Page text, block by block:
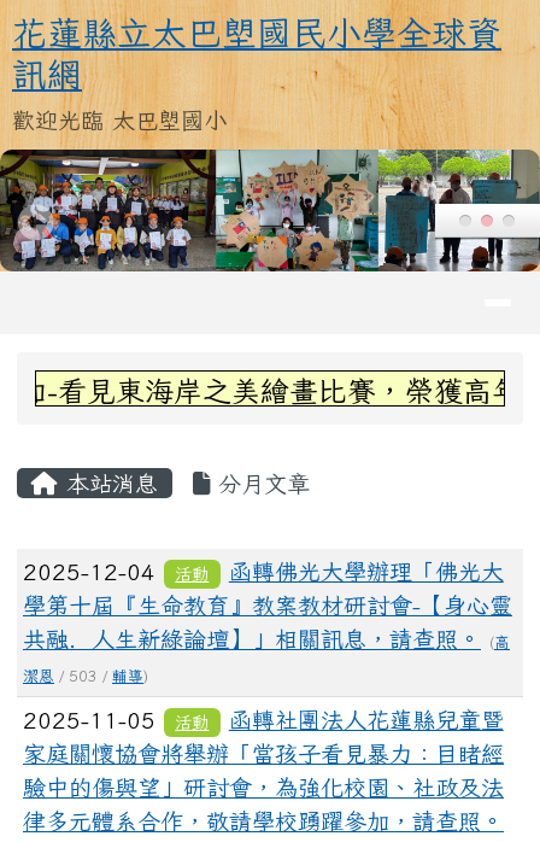
跳至主內容區
花蓮縣立太巴塱國民小學全球資訊
花蓮縣立太巴塱國民小學全球資
訊網
歡迎光臨 太巴塱國小
上中區域內容
東海岸之美繪畫比賽，榮獲高年級組
本站消息 分月文章
文章列表
2025-12-04 活動
函轉佛光大學辦理「佛光大
學第十屆『生命教育』教案教材研討會-【身心靈
共融．人生新綠論壇】」相關訊息，請查照。
(高
潔恩 / 503 / 輔導)
2025-11-05 活動
函轉社團法人花蓮縣兒童暨
家庭關懷協會將舉辦「當孩子看見暴力：目睹經
驗中的傷與望」研討會，為強化校園、社政及法
律多元體系合作，敬請學校踴躍參加，請查照。